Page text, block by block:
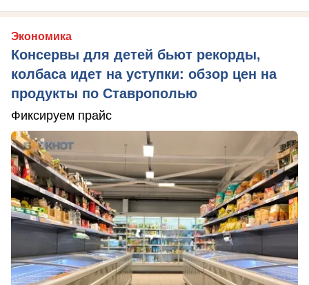
Экономика
Консервы для детей бьют рекорды,
колбаса идет на уступки: обзор цен на
продукты по Ставрополью
Фиксируем прайс